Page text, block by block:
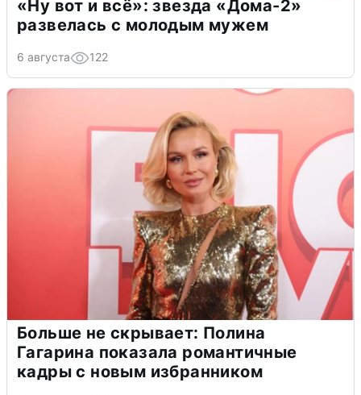
«Ну вот и всё»: звезда «Дома-2»
развелась с молодым мужем
6 августа 122
Больше не скрывает: Полина
Гагарина показала романтичные
кадры с новым избранником